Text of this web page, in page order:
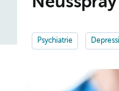
Psychiatrie